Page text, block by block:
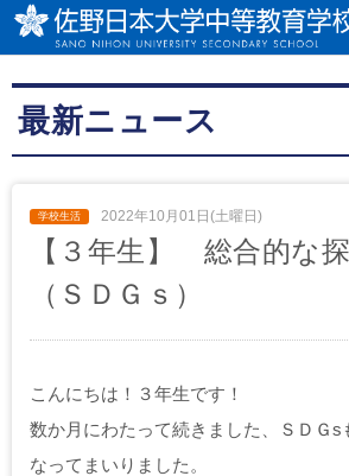
最新ニュース
2022年10月01日(土曜日)
【３年生】 総合的な
（ＳＤＧｓ）
こんにちは！３年生です！
数か月にわたって続きました、ＳＤＧs
なってまいりました。